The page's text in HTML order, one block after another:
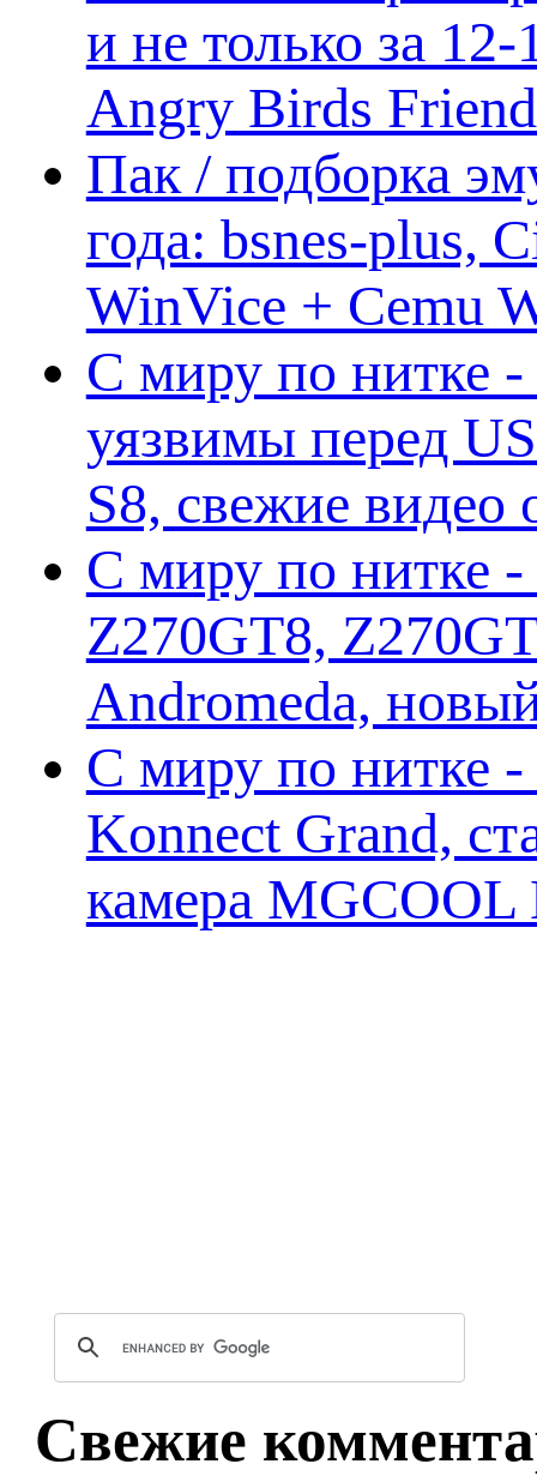
и не только за
Angry Birds
Пак / подборка
года: bsnes-plus,
WinVice + Cemu
С миру по нитке
уязвимы перед
S8, свежие
С миру по нитке -
Z270GT8,
Andromeda,
С миру по нитке -
Konnect Grand,
камера MGCOOL
Свежие